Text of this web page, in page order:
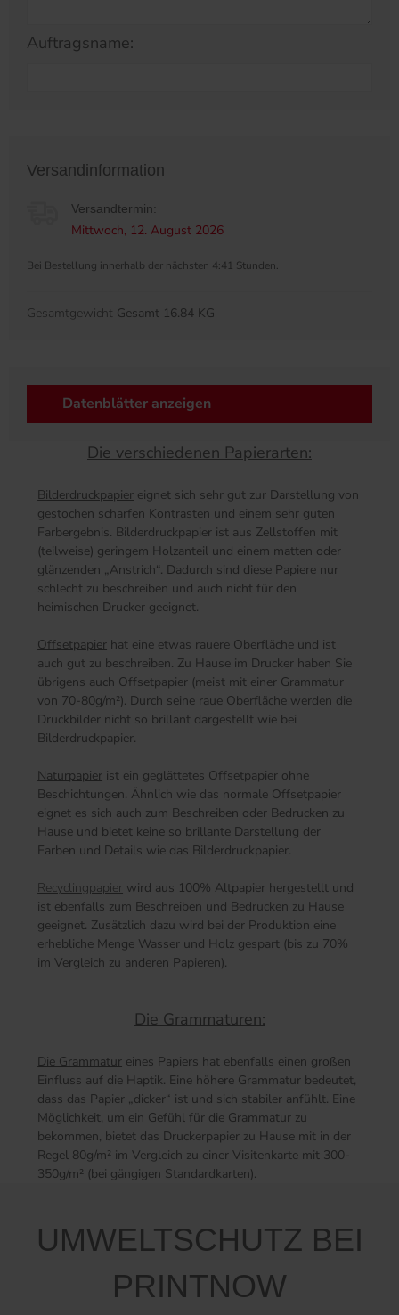
Auftragsname:
Versandinformation
Versandtermin:
Mittwoch, 12. August 2026
Bei Bestellung innerhalb der nächsten 4:41 Stunden.
Gesamtgewicht Gesamt 16.84 KG
Datenblätter anzeigen
Die verschiedenen Papierarten:
Bilderdruckpapier eignet sich sehr gut zur Darstellung von
gestochen scharfen Kontrasten und einem sehr guten
Farbergebnis. Bilderdruckpapier ist aus Zellstoffen mit
(teilweise) geringem Holzanteil und einem matten oder
glänzenden „Anstrich“. Dadurch sind diese Papiere nur
schlecht zu beschreiben und auch nicht für den
heimischen Drucker geeignet.
Offsetpapier hat eine etwas rauere Oberfläche und ist
auch gut zu beschreiben. Zu Hause im Drucker haben Sie
übrigens auch Offsetpapier (meist mit einer Grammatur
von 70-80g/m²). Durch seine raue Oberfläche werden die
Druckbilder nicht so brillant dargestellt wie bei
Bilderdruckpapier.
Naturpapier ist ein geglättetes Offsetpapier ohne
Beschichtungen. Ähnlich wie das normale Offsetpapier
eignet es sich auch zum Beschreiben oder Bedrucken zu
Hause und bietet keine so brillante Darstellung der
Farben und Details wie das Bilderdruckpapier.
Recyclingpapier wird aus 100% Altpapier hergestellt und
ist ebenfalls zum Beschreiben und Bedrucken zu Hause
geeignet. Zusätzlich dazu wird bei der Produktion eine
erhebliche Menge Wasser und Holz gespart (bis zu 70%
im Vergleich zu anderen Papieren).
Die Grammaturen:
Die Grammatur eines Papiers hat ebenfalls einen großen
Einfluss auf die Haptik. Eine höhere Grammatur bedeutet,
dass das Papier „dicker“ ist und sich stabiler anfühlt. Eine
Möglichkeit, um ein Gefühl für die Grammatur zu
bekommen, bietet das Druckerpapier zu Hause mit in der
Regel 80g/m² im Vergleich zu einer Visitenkarte mit 300-
350g/m² (bei gängigen Standardkarten).
UMWELTSCHUTZ BEI
PRINTNOW